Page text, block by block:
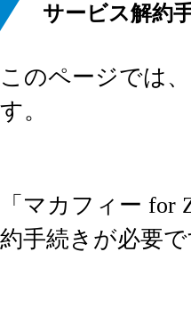
サービス解約
このページでは
す。
「マカフィー
約手続きが必要で